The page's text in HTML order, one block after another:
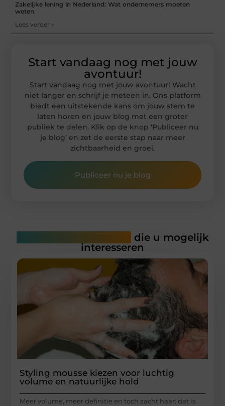
Zakelijke lening in Nederland: Wat ondernemers moeten
weten
Lees verder »
Start vandaag nog met jouw
avontuur!
Start vandaag nog met jouw avontuur! Wacht
niet langer en schrijf je meteen in. Ons platform
biedt een uitstekende kans om jouw stem te
laten horen en jouw blog met een groter
publiek te delen. Klik op de knop ‘Publiceer nu
je blog’ en zet de eerste stap naar meer
zichtbaarheid en groei.
Publiceer nu je blog
die u mogelijk
interesseren
Styling mousse kiezen voor luchtig
volume en natuurlijke hold
Meer volume, meer definitie en toch zacht haar: dat is